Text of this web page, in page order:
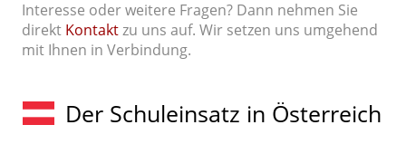
Interesse oder weitere Fragen? Dann nehmen Sie
direkt Kontaktzu uns auf. Wir setzen uns umgehend
mit Ihnen in Verbindung.
Der Schuleinsatz in Österreich